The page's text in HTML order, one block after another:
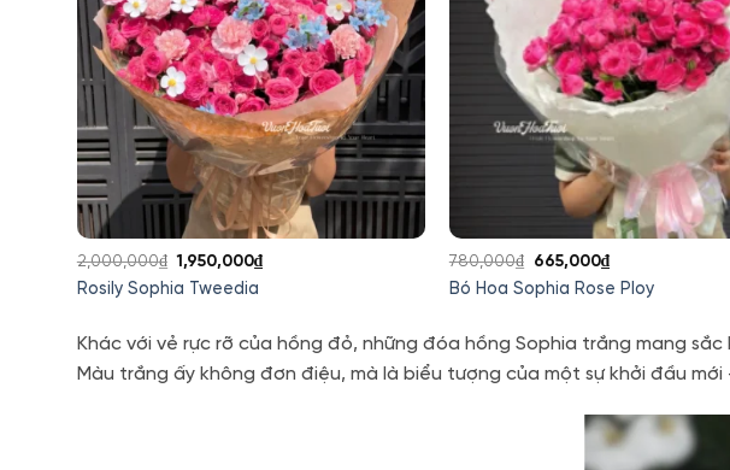
Rosily Sophia Tweedia
2,000,000₫ Giá
gốc
2,000,000₫.
1,950,000₫Giá
là:
1,950,000₫.
Bó Hoa Sophia Rose Ploy
780,000₫
Giá
gốc
780,000₫.
665,000₫Giá
hiện
665,000₫.
Khác với vẻ rực rỡ của hồng đỏ, những đóa hồng Sophia trắng mang
Màu trắng ấy không đơn điệu, mà là biểu tượng của một sự khởi đầu